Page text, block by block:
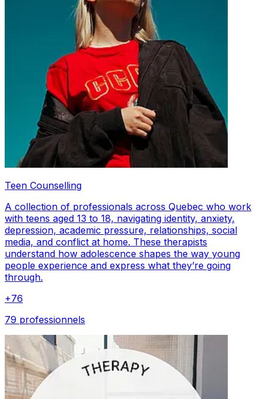
Teen Counselling
A collection of professionals across Quebec who work
with teens aged 13 to 18, navigating identity, anxiety,
depression, academic pressure, relationships, social
media, and conflict at home. These therapists
understand how adolescence shapes the way young
people experience and express what they’re going
through.
+76
79 professionnels